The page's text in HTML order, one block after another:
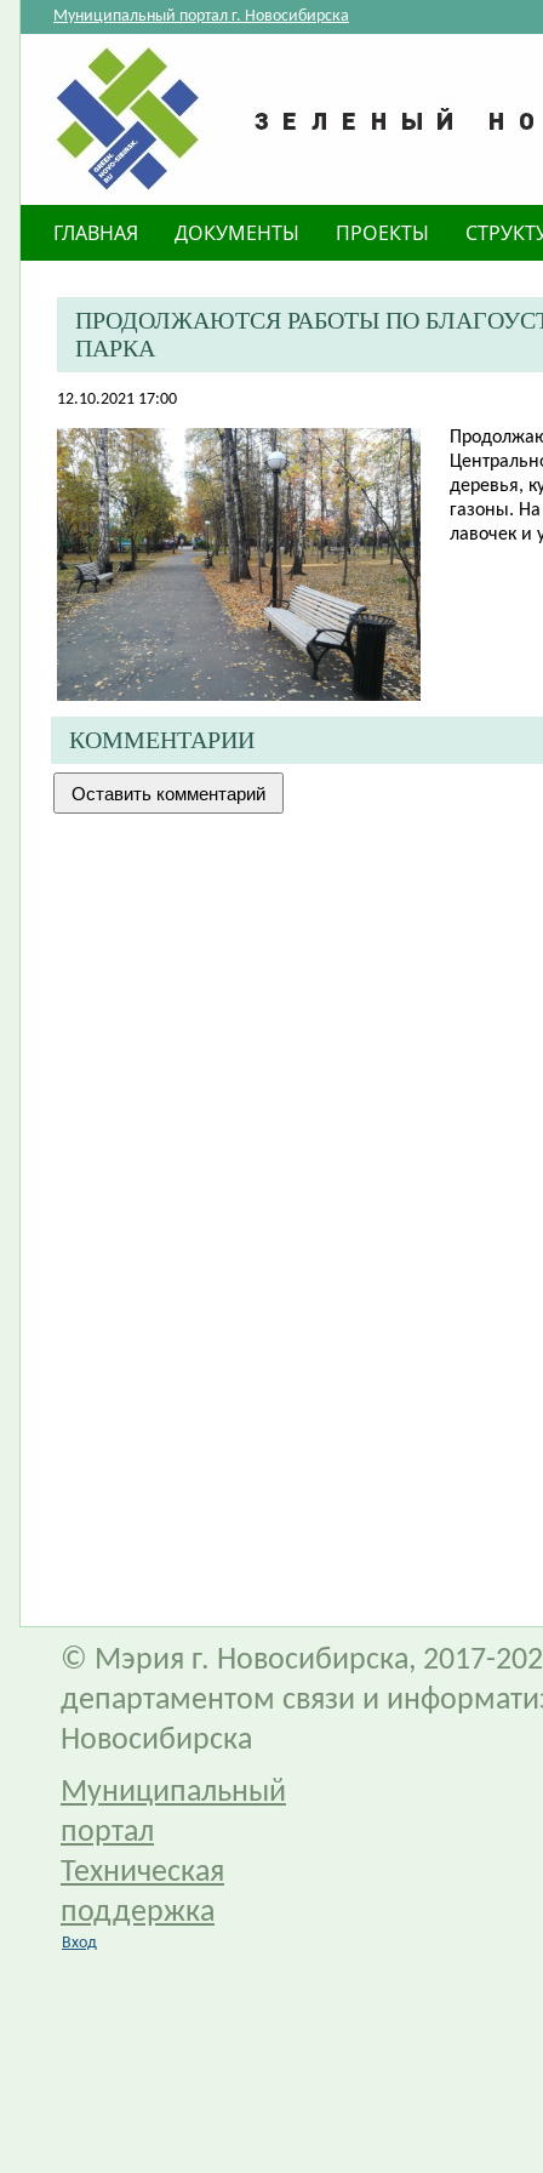
Муниципальный портал г. Новосибирска
ГЛАВНАЯ ДОКУМЕНТЫ ПРОЕКТЫ
ПРОДОЛЖАЮТСЯ РАБОТЫ ПО
ПАРКА
12.10.2021 17:00
деревья,
газоны.
лавочек и
КОММЕНТАРИИ
© Мэрия г. Новосибирска, 2017-
департаментом связи и
Новосибирска
Муниципальный
портал
Техническая
поддержка
Вход